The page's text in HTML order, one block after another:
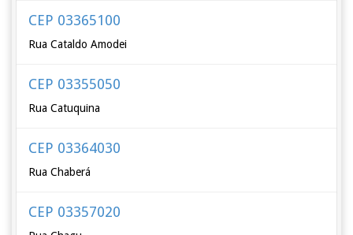
CEP 03365100
Rua Cataldo Amodei
CEP 03355050
Rua Catuquina
CEP 03364030
Rua Chaberá
CEP 03357020